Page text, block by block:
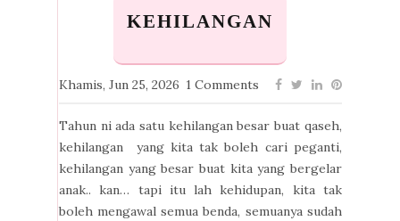
KEHILANGAN
Khamis, Jun 25, 2026 1 Comments
Tahun ni ada satu kehilangan besar buat qaseh,
kehilangan yang kita tak boleh cari peganti,
kehilangan yang besar buat kita yang bergelar
anak.. kan… tapi itu lah kehidupan, kita tak
boleh mengawal semua benda, semuanya sudah